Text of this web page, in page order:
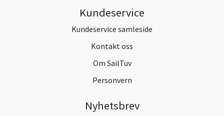
Kundeservice
Kundeservice samleside
Kontakt oss
Om SailTuv
Personvern
Nyhetsbrev